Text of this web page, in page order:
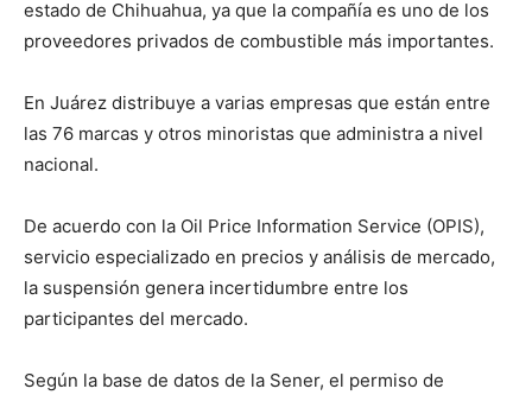
estado de Chihuahua, ya que la compañía es uno de los
proveedores privados de combustible más importantes.
En Juárez distribuye a varias empresas que están entre
las 76 marcas y otros minoristas que administra a nivel
nacional.
De acuerdo con la Oil Price Information Service (OPIS),
servicio especializado en precios y análisis de mercado,
la suspensión genera incertidumbre entre los
participantes del mercado.
Según la base de datos de la Sener, el permiso de